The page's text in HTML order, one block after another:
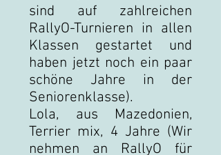
sind auf zahlreichen
RallyO-Turnieren in allen
Klassen gestartet und
haben jetzt noch ein paar
schöne Jahre in der
Seniorenklasse).
Lola, aus Mazedonien,
Terrier mix, 4 Jahre (Wir
nehmen an RallyO für